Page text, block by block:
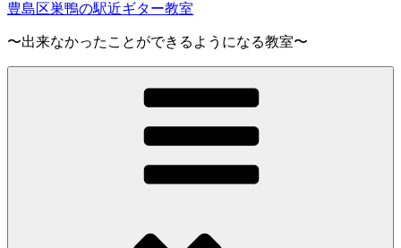
豊島区巣鴨の駅近ギター教室
〜出来なかったことができるようになる教室〜